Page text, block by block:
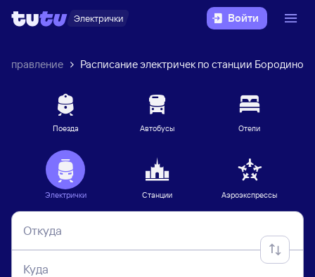
Электрички Войти
Расписание электричек по станции Бородино
Поезда Автобусы Отели
Электрички Станции Аэроэкспрессы
Откуда
Куда